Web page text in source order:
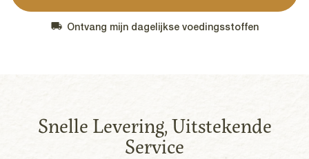
Ontvang mijn dagelijkse voedingsstoffen
Snelle Levering, Uitstekende
Service